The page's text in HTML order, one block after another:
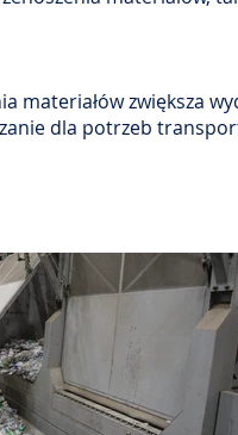
materiałów zwiększa
dla potrzeb